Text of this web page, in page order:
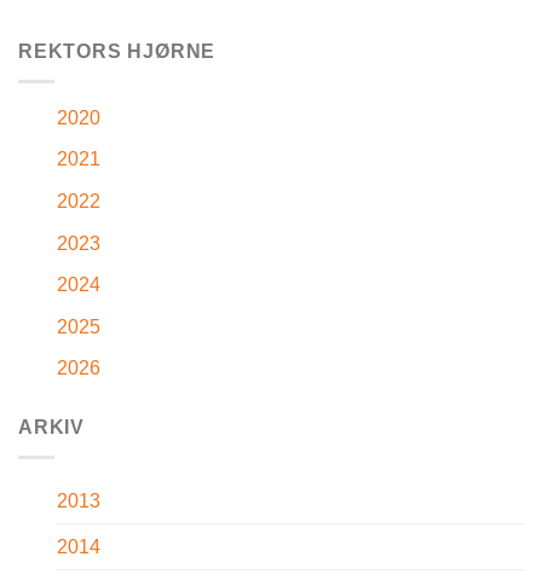
REKTORS HJØRNE
2020
2021
2022
2023
2024
2025
2026
ARKIV
2013
2014